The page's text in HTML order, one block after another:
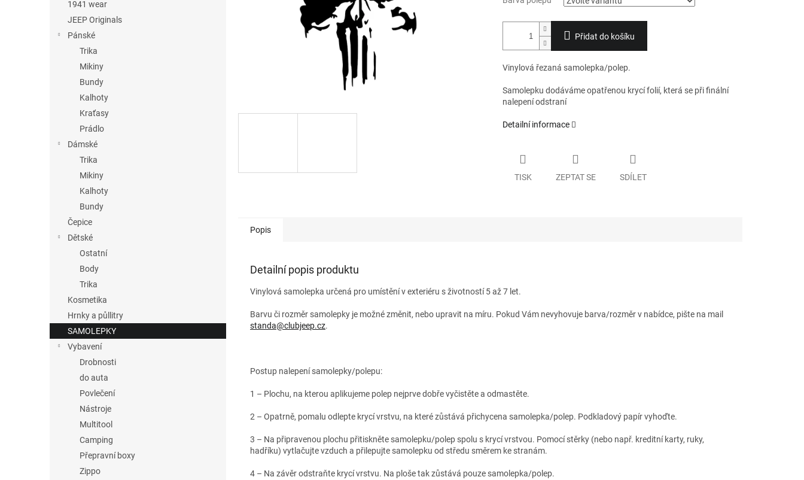
1941 wear
JEEP Originals
Pánské
Trika
Mikiny
Bundy
Kalhoty
Kraťasy
Prádlo
Dámské
Trika
Mikiny
Kalhoty
Bundy
Čepice
Dětské
Ostatní
Body
Trika
Kosmetika
Hrnky a půllitry
SAMOLEPKY
Vybavení
Drobnosti
do auta
Povlečení
Nástroje
Multitool
Camping
Přepravní boxy
Zippo
Přidat do košíku
Vinylová řezaná samolepka/polep.
Samolepku dodáváme opatřenou krycí folií, která se při finální
nalepení odstraní
Detailní informace
TISK ZEPTAT SE SDÍLET
Popis
Detailní popis produktu
Vinylová samolepka určená pro umístění v exteriéru s životností 5 až 7 let.
Barvu či rozměr samolepky je možné změnit, nebo upravit na míru. Pokud Vám nevyhovuje barva/rozměr v nabídce, pište na mail
standa@clubjeep.cz.
Postup nalepení samolepky/polepu:
1 – Plochu, na kterou aplikujeme polep nejprve dobře vyčistěte a odmastěte.
2 – Opatrně, pomalu odlepte krycí vrstvu, na které zůstává přichycena samolepka/polep. Podkladový papír vyhoďte.
3 – Na připravenou plochu přitiskněte samolepku/polep spolu s krycí vrstvou. Pomocí stěrky (nebo např. kreditní karty, ruky,
hadříku) vytlačujte vzduch a přilepujte samolepku od středu směrem ke stranám.
4 – Na závěr odstraňte krycí vrstvu. Na ploše tak zůstává pouze samolepka/polep.